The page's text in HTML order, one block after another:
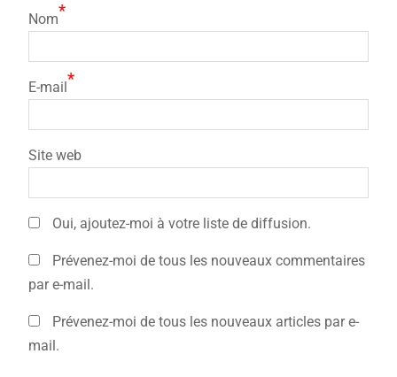
Nom*
E-mail *
Site web
Oui, ajoutez-moi à votre liste de diffusion.
Prévenez-moi de tous les nouveaux commentaires
par e-mail.
Prévenez-moi de tous les nouveaux articles par e-
mail.